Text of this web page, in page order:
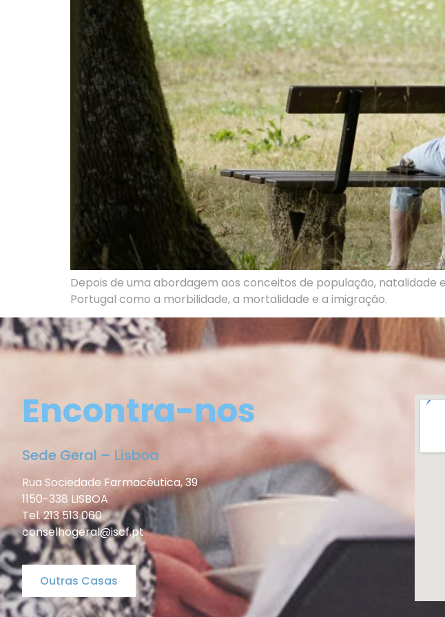
Depois de uma abordagem aos conceitos de população,
Portugal como a morbilidade, a mortalidade e a imigração.
Encontra-nos
Sede Geral – Lisboa
Rua Sociedade Farmacêutica, 39
1150-338 LISBOA
Tel. 213 513 060
conselhogeral@iscf.pt
Outras Casas